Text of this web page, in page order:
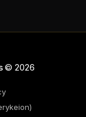
© 2026